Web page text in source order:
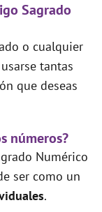
Sagrado
o cualquier
tantas
que deseas
números?
Numérico
ser como un
.